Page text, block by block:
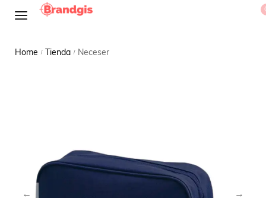
Home / Tienda / Neceser